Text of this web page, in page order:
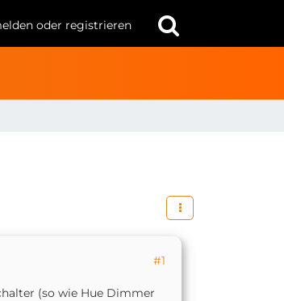
oder registrieren
#1
(so wie Hue Dimmer